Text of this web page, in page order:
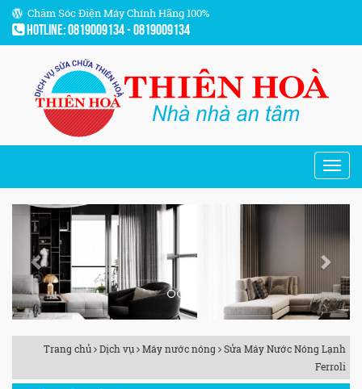
Chăm Sóc Điện Máy Chính Hãng 100%
Hotline: 0819009134 - 0819009134
Previous
Trang chủ Dịch vụ Máy nước nóng
Sửa Máy Nước Nóng Lạnh
Ferroli